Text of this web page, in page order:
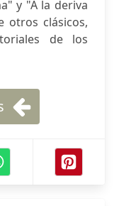
y "A la deriva
otros clásicos,
de los